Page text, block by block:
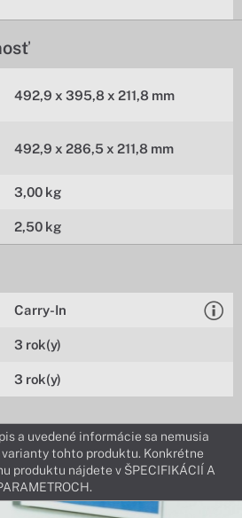
492,9 x 395,8 x 211,8 mm
492,9 x 286,5 x 211,8 mm
3,00 kg
2,50 kg
Carry-In
3 rok(y)
3 rok(y)
a uvedené informácie sa nemusia
tohto produktu. Konkrétne
produktu nájdete v ŠPECIFIKÁCIÍ A